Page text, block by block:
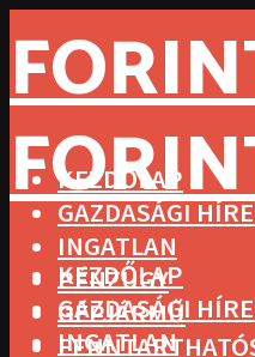
KEZDŐLAP
GAZDASÁGI
INGATLAN
PÉNZÜGY
GÉPJÁRMŰ
KEZDŐLAP
GAZDASÁGI
INGATLAN